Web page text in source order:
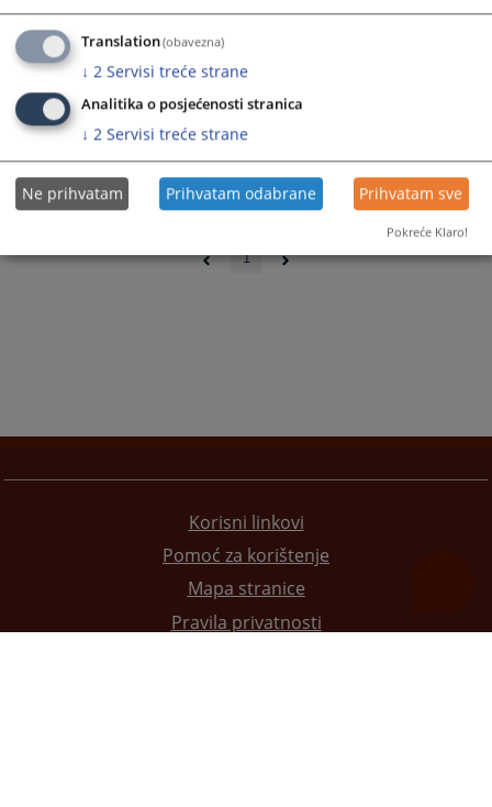
1
Korisni linkovi
Pomoć za korištenje
Mapa stranice
Pravila privatnosti
Translation(obavezna)
↓ 2 Servisi treće strane
Analitika o posjećenosti stranica
↓ 2 Servisi treće strane
Ne prihvatam Prihvatam odabrane Prihvatam sve
Pokreće Klaro!